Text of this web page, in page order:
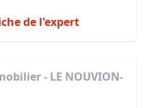
de l'expert
- LE NOUVION-